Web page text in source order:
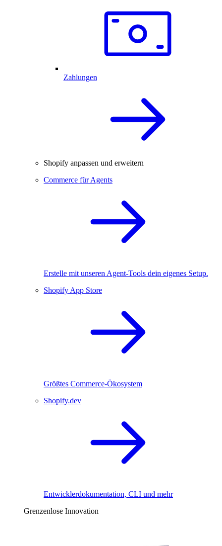
Zahlungen
Shopify anpassen und erweitern
Commerce für Agents
Erstelle mit unseren Agent-Tools dein eigenes Setup.
Shopify App Store
Größtes Commerce-Ökosystem
Shopify.dev
Entwicklerdokumentation, CLI und mehr
Grenzenlose Innovation